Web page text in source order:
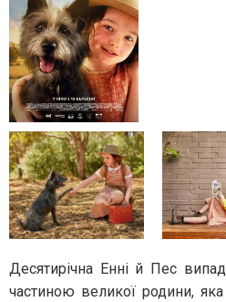
Десятирічна Енні й Пес
частиною великої родини,